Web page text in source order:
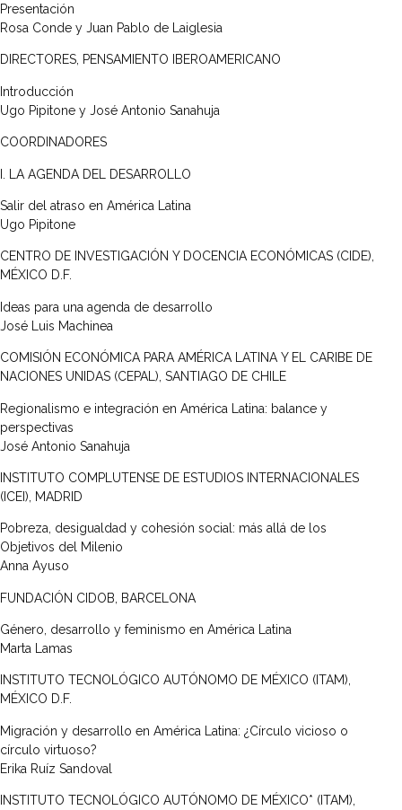
Presentación
Rosa Conde y Juan Pablo de Laiglesia
DIRECTORES, PENSAMIENTO IBEROAMERICANO
Introducción
Ugo Pipitone y José Antonio Sanahuja
COORDINADORES
I. LA AGENDA DEL DESARROLLO
Salir del atraso en América Latina
Ugo Pipitone
CENTRO DE INVESTIGACIÓN Y DOCENCIA ECONÓMICAS (CIDE),
MÉXICO D.F.
Ideas para una agenda de desarrollo
José Luis Machinea
COMISIÓN ECONÓMICA PARA AMÉRICA LATINA Y EL CARIBE DE
NACIONES UNIDAS (CEPAL), SANTIAGO DE CHILE
Regionalismo e integración en América Latina: balance y
perspectivas
José Antonio Sanahuja
INSTITUTO COMPLUTENSE DE ESTUDIOS INTERNACIONALES
(ICEI), MADRID
Pobreza, desigualdad y cohesión social: más allá de los
Objetivos del Milenio
Anna Ayuso
FUNDACIÓN CIDOB, BARCELONA
Género, desarrollo y feminismo en América Latina
Marta Lamas
INSTITUTO TECNOLÓGICO AUTÓNOMO DE MÉXICO (ITAM),
MÉXICO D.F.
Migración y desarrollo en América Latina: ¿Círculo vicioso o
círculo virtuoso?
Erika Ruíz Sandoval
INSTITUTO TECNOLÓGICO AUTÓNOMO DE MÉXICO* (ITAM),